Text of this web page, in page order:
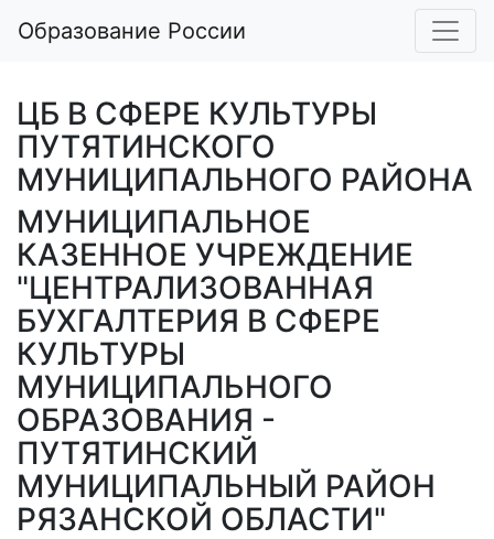
Образование России
ЦБ В СФЕРЕ КУЛЬТУРЫ
ПУТЯТИНСКОГО
МУНИЦИПАЛЬНОГО РАЙОНА
МУНИЦИПАЛЬНОЕ
КАЗЕННОЕ УЧРЕЖДЕНИЕ
"ЦЕНТРАЛИЗОВАННАЯ
БУХГАЛТЕРИЯ В СФЕРЕ
КУЛЬТУРЫ
МУНИЦИПАЛЬНОГО
ОБРАЗОВАНИЯ -
ПУТЯТИНСКИЙ
МУНИЦИПАЛЬНЫЙ РАЙОН
РЯЗАНСКОЙ ОБЛАСТИ"